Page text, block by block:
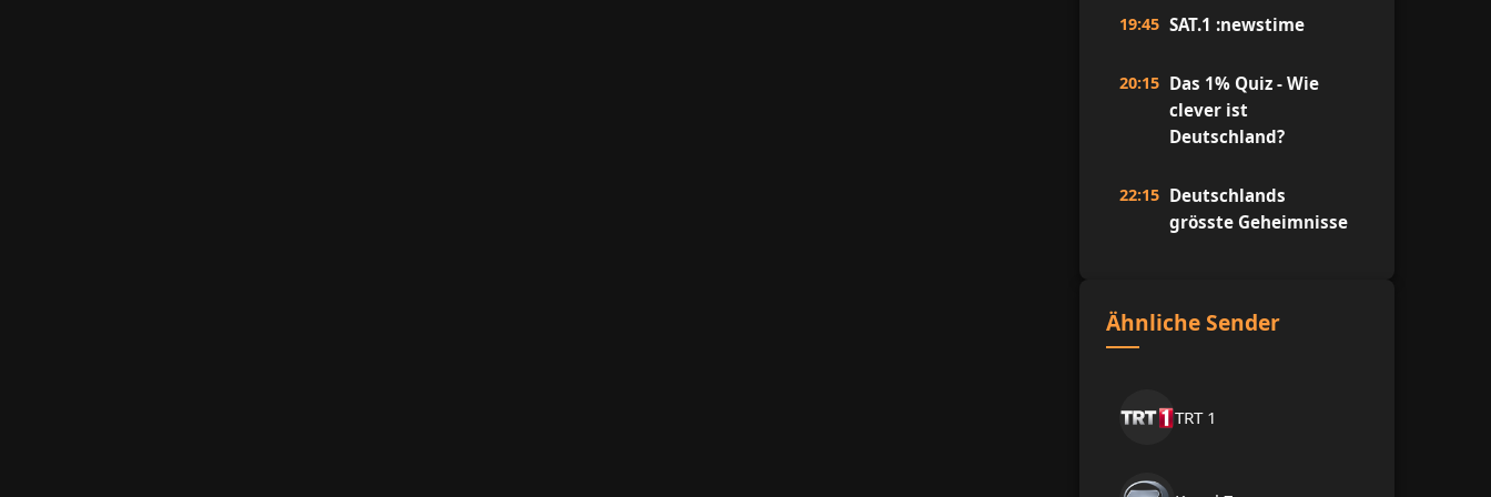
19:45 SAT.1 :newstime
20:15 Das 1% Quiz - Wie
clever ist
Deutschland?
22:15 Deutschlands
grösste Geheimnisse
Ähnliche Sender
TRT 1